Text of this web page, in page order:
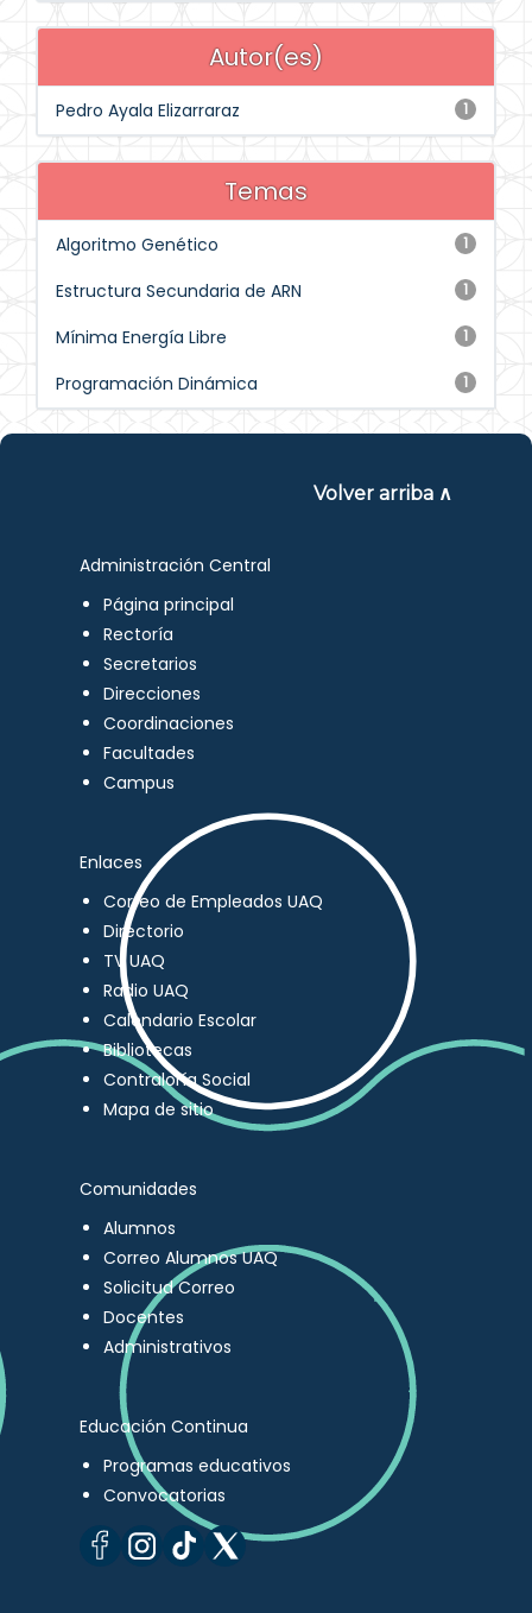
Autor(es)
1
Pedro Ayala Elizarraraz
Temas
1
Algoritmo Genético
1
Estructura Secundaria de ARN
1
Mínima Energía Libre
1
Programación Dinámica
Volver arriba ∧
Administración Central
Página principal
Rectoría
Secretarios
Direcciones
Coordinaciones
Facultades
Campus
Enlaces
Correo de Empleados UAQ
Directorio
TV UAQ
Radio UAQ
Calendario Escolar
Bibliotecas
Contraloría Social
Mapa de sitio
Comunidades
Alumnos
Correo Alumnos UAQ
Solicitud Correo
Docentes
Administrativos
Educación Continua
Programas educativos
Convocatorias